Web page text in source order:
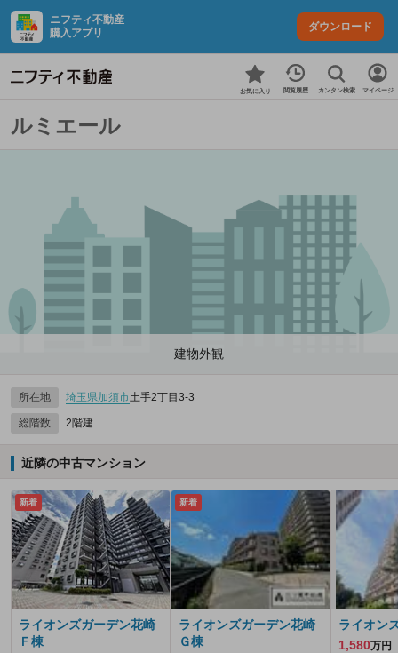
ニフティ不動産
購入アプリ
ダウンロード
お気に入り 閲覧履歴 カンタン検索 マイページ
ルミエール
建物外観
所在地 埼玉県加須市土手2丁目3-3
総階数 2階建
近隣の中古マンション
新着
ライオンズガーデン花崎
Ｆ棟
新着
ライオンズガーデン花崎
Ｇ棟
ライオン
1,580万円